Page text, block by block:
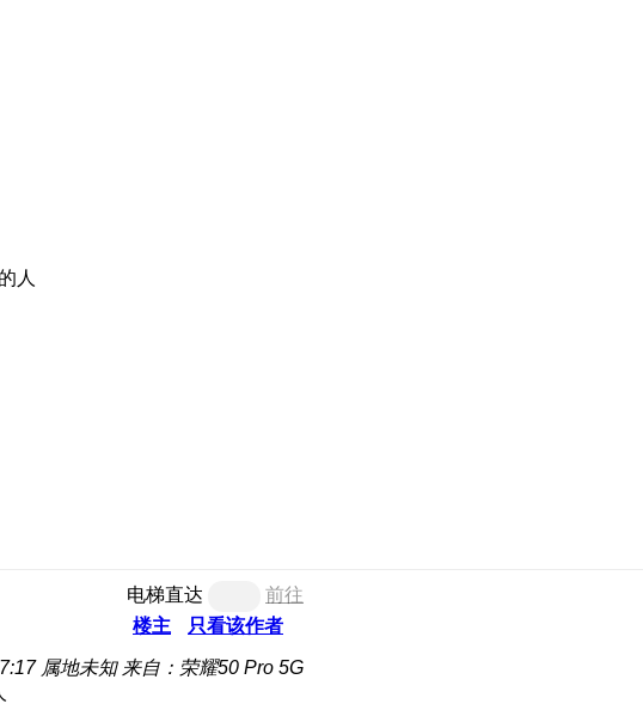
人
电梯直达
前往
楼主
只看该作者
属地未知 来自：荣耀50 Pro 5G